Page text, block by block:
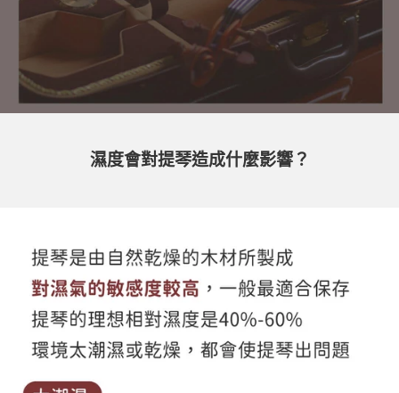
濕度會對提琴造成什麼影響？